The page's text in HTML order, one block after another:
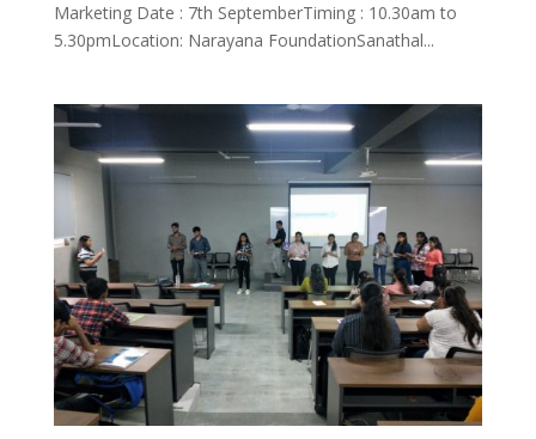
Marketing Date : 7th SeptemberTiming : 10.30am to
5.30pmLocation: Narayana FoundationSanathal...